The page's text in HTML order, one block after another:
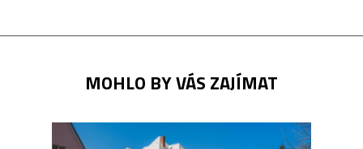
MOHLO BY VÁS ZAJÍMAT